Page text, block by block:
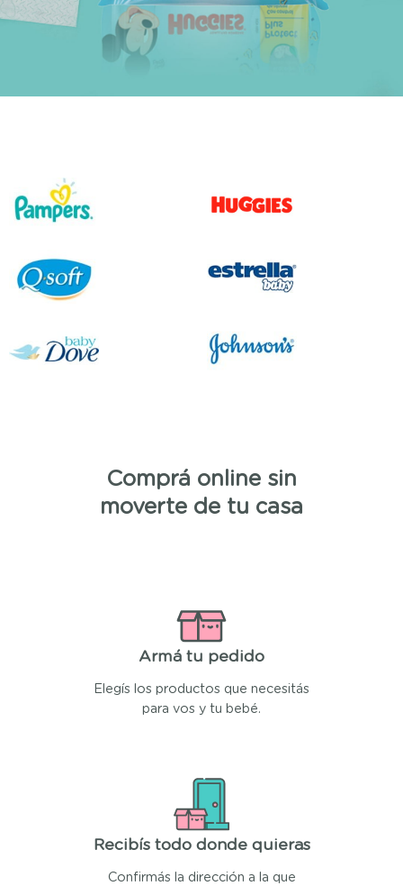
Comprá online sin
moverte de tu casa
Armá tu pedido
Elegís los productos que necesitás
para vos y tu bebé.
Recibís todo donde quieras
Confirmás la dirección a la que